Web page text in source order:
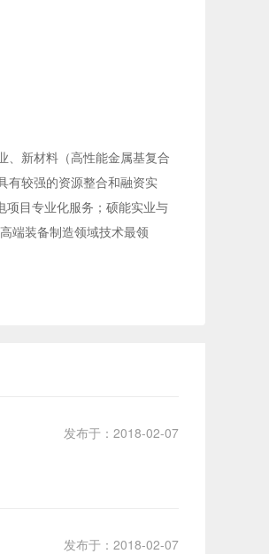
、新材料（高性能金属基复合
有较强的资源整合和融资实
项目专业化服务；硕能实业与
端装备制造领域技术最领
发布于：2018-02-07
发布于：2018-02-07